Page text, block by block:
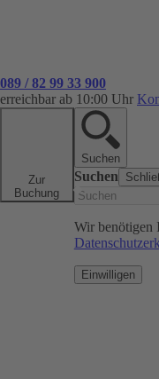
089 / 82 99 33 900
erreichbar ab 10:00 Uhr
Zur
Buchung
Suchen
Suchen
Wir benötigen
Einwilligen